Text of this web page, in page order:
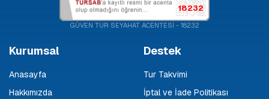
18232
GÜVEN TUR SEYAHAT ACENTESİ - 18232
Kurumsal
Anasayfa
Hakkımızda
Destek
Tur Takvimi
İptal ve İade Politikası